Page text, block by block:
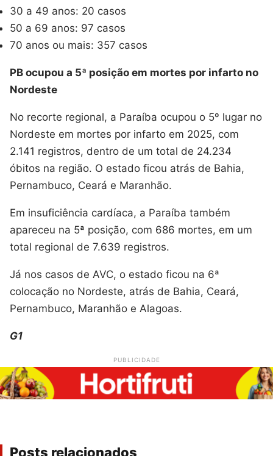
30 a 49 anos: 20 casos
50 a 69 anos: 97 casos
70 anos ou mais: 357 casos
PB ocupou a 5ª posição em mortes por infarto no
Nordeste
No recorte regional, a Paraíba ocupou o 5º lugar no
Nordeste em mortes por infarto em 2025, com
2.141 registros, dentro de um total de 24.234
óbitos na região. O estado ficou atrás de Bahia,
Pernambuco, Ceará e Maranhão.
Em insuficiência cardíaca, a Paraíba também
apareceu na 5ª posição, com 686 mortes, em um
total regional de 7.639 registros.
Já nos casos de AVC, o estado ficou na 6ª
colocação no Nordeste, atrás de Bahia, Ceará,
Pernambuco, Maranhão e Alagoas.
G1
PUBLICIDADE
Posts relacionados